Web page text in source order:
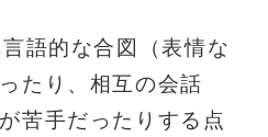
語的な合図（表情な
たり、相互の会話
苦手だったりする点